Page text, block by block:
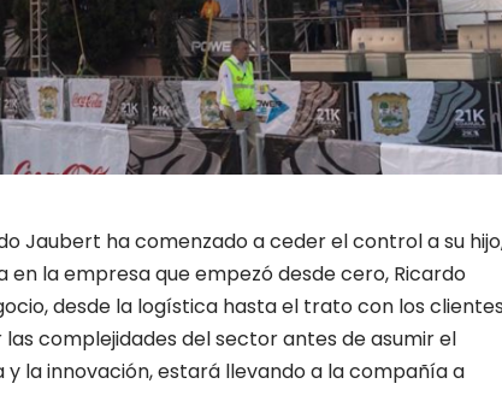
Jaubert ha comenzado a ceder el control a su
en la empresa que empezó desde cero, Ricardo
desde la logística hasta el trato con los
complejidades del sector antes de asumir el
la innovación, estará llevando a la compañía a